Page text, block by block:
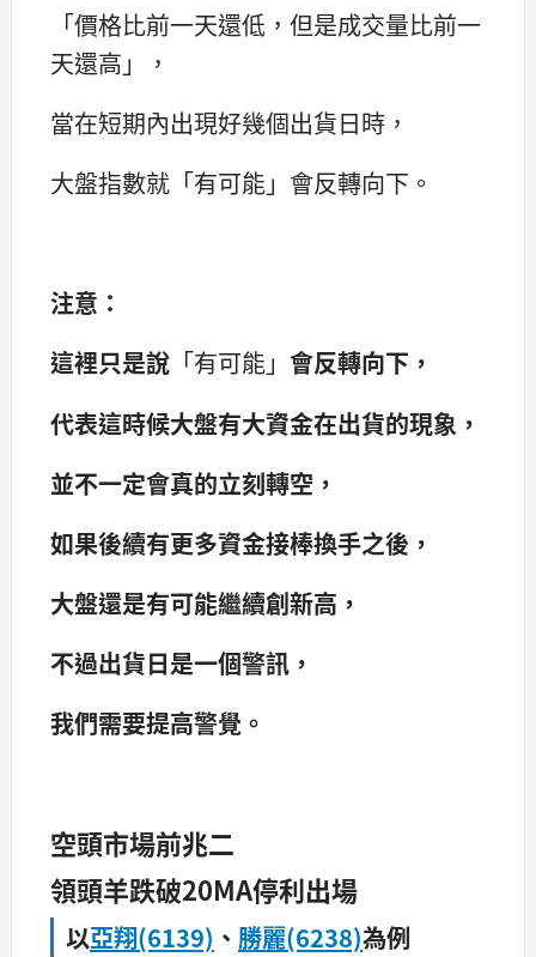
「價格比前一天還低，但是成交量比前一
天還高」，
當在短期內出現好幾個出貨日時，
大盤指數就「有可能」會反轉向下。
注意：
這裡只是說 「有可能」 會反轉向下，
代表這時候大盤有大資金在出貨的現象，
並不一定會真的立刻轉空，
如果後續有更多資金接棒換手之後，
大盤還是有可能繼續創新高，
不過出貨日是一個警訊，
我們需要提高警覺。
空頭市場前兆二
領頭羊跌破20MA停利出場
以亞翔(6139) 、 勝麗(6238)為例